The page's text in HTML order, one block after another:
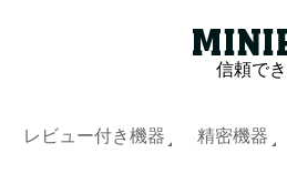
信頼で
レビュー付き機器 精密機器